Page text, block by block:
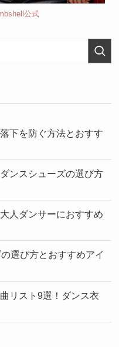
公式
下を防ぐ方法とおすす
ンスシューズの選び方
人ダンサーにおすすめ
選び方とおすすめアイ
リスト9選！ダンス衣